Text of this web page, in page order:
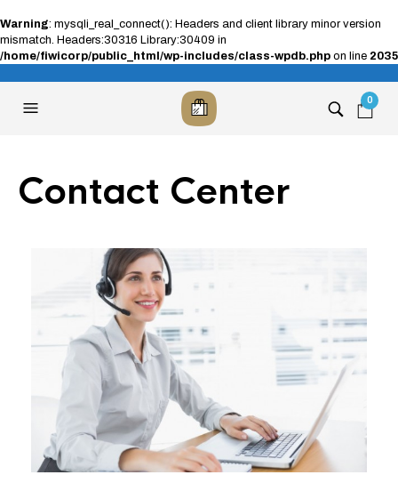
Warning: mysqli_real_connect(): Headers and client library minor version
mismatch. Headers:30316 Library:30409 in
/home/fiwicorp/public_html/wp-includes/class-wpdb.php on line 2035
0
Contact Center